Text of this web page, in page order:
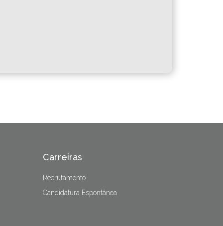
Carreiras
Recrutamento
Candidatura Espontânea